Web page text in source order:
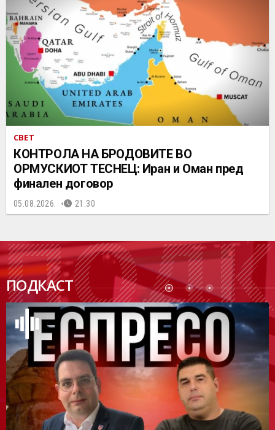
СВЕТ
КОНТРОЛА НА БРОДОВИТЕ ВО
ОРМУСКИОТ ТЕСНЕЦ: Иран и Оман пред
финален договор
05.08.2026. 21:30
ПОДКАСТ
ПОДК
АСТ